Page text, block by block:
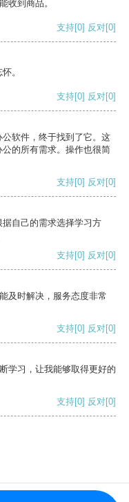
收到商品。
支持[0] 反对[0]
。
支持[0] 反对[0]
软件，终于找到了它。这
的所有需求。操作也很简
支持[0] 反对[0]
自己的需求选择学习方
支持[0] 反对[0]
及时解决，服务态度非常
支持[0] 反对[0]
学习，让我能够取得更好的
支持[0] 反对[0]